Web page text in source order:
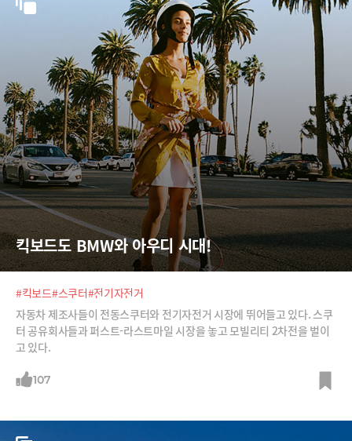
킥보드도 BMW와 아우디 시대!
#킥보드#스쿠터#전기자전거
자동차 제조사들이 전동스쿠터와 전기자전거 시장에 뛰어들고 있다. 스쿠
터 공유회사들과 퍼스트-라스트마일 시장을 놓고 모빌리티 2차전을 벌이
고 있다.
107